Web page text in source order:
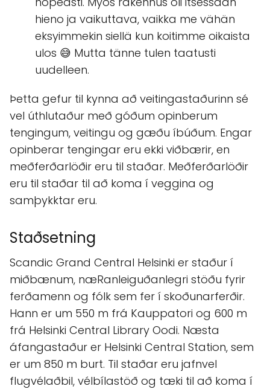
hieno ja vaikuttava, vaikka me vähän
eksyimmekin siellä kun koitimme oikaista
ulos 😅 Mutta tänne tulen taatusti
uudelleen.
Þetta gefur til kynna að veitingastaðurinn sé
vel úthlutaður með góðum opinberum
tengingum, veitingu og gæðu íbúðum. Engar
opinberar tengingar eru ekki viðbærir, en
meðferðarlöðir eru til staðar. Meðferðarlöðir
eru til staðar til að koma í veggina og
samþykktar eru.
Staðsetning
Scandic Grand Central Helsinki er staður í
miðbænum, næRanleiguðanlegri stöðu fyrir
ferðamenn og fólk sem fer í skoðunarferðir.
Hann er um 550 m frá Kauppatori og 600 m
frá Helsinki Central Library Oodi. Næsta
áfangastaður er Helsinki Central Station, sem
er um 850 m burt. Til staðar eru jafnvel
flugvélaðbil, vélbílastöð og tæki til að koma í